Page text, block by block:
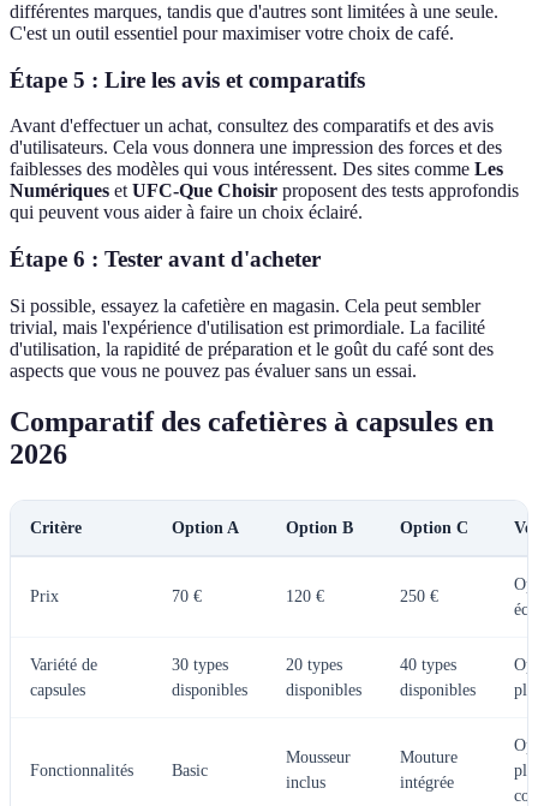
différentes marques, tandis que d'autres sont limitées à une seule.
C'est un outil essentiel pour maximiser votre choix de café.
Étape 5 : Lire les avis et comparatifs
Avant d'effectuer un achat, consultez des comparatifs et des avis
d'utilisateurs. Cela vous donnera une impression des forces et des
faiblesses des modèles qui vous intéressent. Des sites comme Les
Numériques etUFC-Que Choisir proposent des tests approfondis
qui peuvent vous aider à faire un choix éclairé.
Étape 6 : Tester avant d'acheter
Si possible, essayez la cafetière en magasin. Cela peut sembler
trivial, mais l'expérience d'utilisation est primordiale. La facilité
d'utilisation, la rapidité de préparation et le goût du café sont des
aspects que vous ne pouvez pas évaluer sans un essai.
Comparatif des cafetières à capsules en
2026
Critère Option A Option B Option C
Prix 70 € 120 € 250 €
Variété de
capsules
30 types
disponibles
20 types
disponibles
40 types
disponibles
Fonctionnalités Basic
Mousseur
inclus
Mouture
intégrée